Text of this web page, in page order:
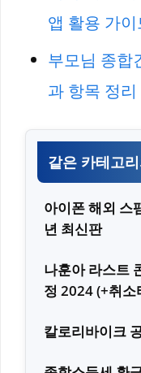
앱 활용 가이
부모님 종합
과 항목 정
같은 카테고
아이폰 해외 스
년 최신판
나훈아 라스트
정 2024 (+취소
칼로리바이크